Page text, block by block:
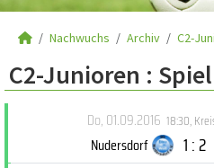
Nachwuchs Archiv C2-
C2-Junioren :
Do, 01.09.2016 18:30,
Nudersdorf 1 : 2